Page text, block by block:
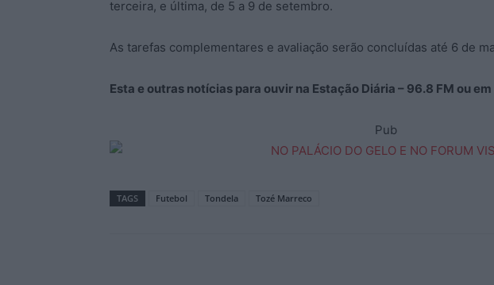
terceira, e última, de 5 a 9 de setembro.
As tarefas complementares e avaliação serão concluídas até 6 de
Esta e outras notícias para ouvir na Estação Diária – 96.8 FM ou em
Pub
TAGS Futebol Tondela Tozé Marreco